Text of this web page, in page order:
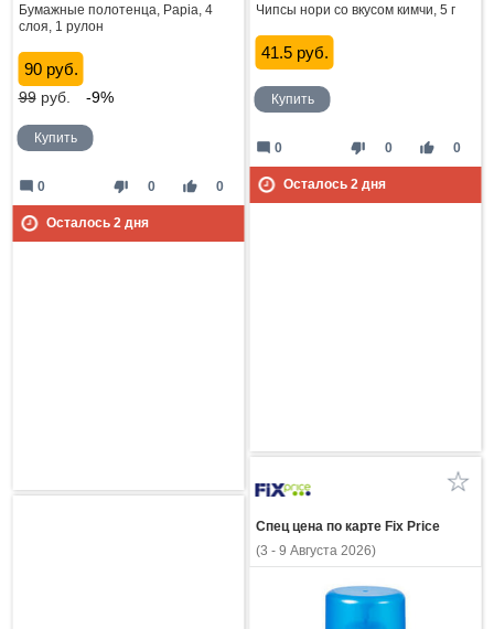
Бумажные полотенца, Papia, 4
слоя, 1 рулон
90 руб.
99руб. -9%
Купить
thumb_down 0 thumb_up 0
mode_comment 0
Осталось 2дня
Чипсы нори со вкусом кимчи, 5 г
41.5 руб.
Купить
thumb_down 0 thumb_up 0
mode_comment 0
Осталось 2дня
Спец цена по карте Fix Price
(3 - 9 Августа 2026)